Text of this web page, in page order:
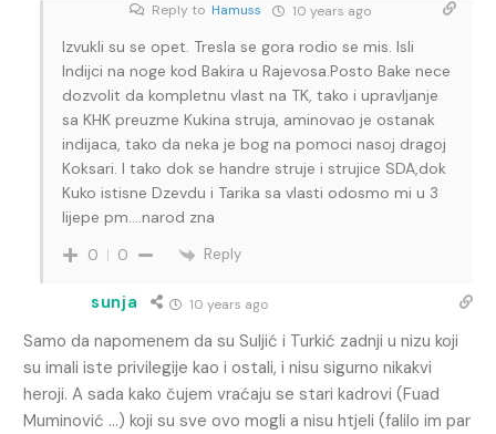
Reply to Hamuss 10 years ago
Izvukli su se opet. Tresla se gora rodio se mis. Isli
Indijci na noge kod Bakira u Rajevosa.Posto Bake nece
dozvolit da kompletnu vlast na TK, tako i upravljanje
sa KHK preuzme Kukina struja, aminovao je ostanak
indijaca, tako da neka je bog na pomoci nasoj dragoj
Koksari. I tako dok se handre struje i strujice SDA,dok
Kuko istisne Dzevdu i Tarika sa vlasti odosmo mi u 3
lijepe pm….narod zna
0 0 Reply
sunja 10 years ago
Samo da napomenem da su Suljić i Turkić zadnji u nizu koji
su imali iste privilegije kao i ostali, i nisu sigurno nikakvi
heroji. A sada kako čujem vraćaju se stari kadrovi (Fuad
Muminović …) koji su sve ovo mogli a nisu htjeli (falilo im par